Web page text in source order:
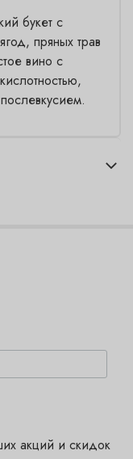
букет с
пряных трав
вино с
акций и скидок